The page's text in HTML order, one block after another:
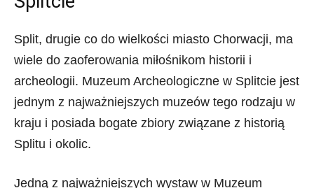
Split, drugie co do wielkości miasto Chorwacji, ma
wiele do zaoferowania miłośnikom historii i
archeologii. Muzeum Archeologiczne w Splitcie jest
jednym z najważniejszych muzeów tego rodzaju w
kraju i posiada bogate zbiory związane z historią
Splitu i okolic.
Jedną z najważniejszych wystaw w Muzeum